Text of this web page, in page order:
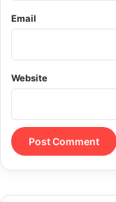
Email
Website